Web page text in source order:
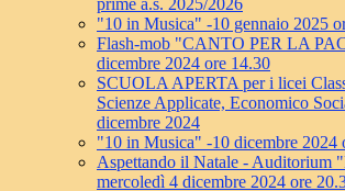
prime a.s. 2025/2026
"10 in Musica" -10 gennaio 2025
Flash-mob "CANTO PER LA
dicembre 2024 ore 14.30
SCUOLA APERTA per i licei
Scienze Applicate, Economico
dicembre 2024
"10 in Musica" -10 dicembre 2024
Aspettando il Natale - Auditorium
mercoledì 4 dicembre 2024 ore